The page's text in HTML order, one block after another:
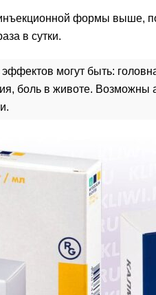
формы выше,
в сутки.
могут быть:
боль в животе. Возможны